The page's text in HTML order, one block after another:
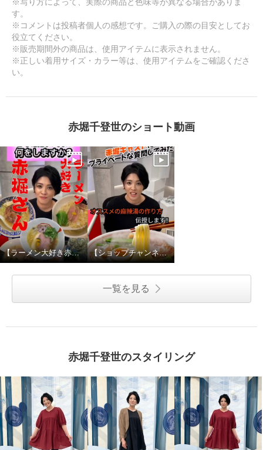
※写り方によって、実際の商品と色味等が異なる場合がありま
す。
※コメントは投稿者個人の感想です。ご購入の際の目安としてお
役立てください。
※販売期間外の商品は、使用アイテムに表示されません。
※正しい着用サイズ・カラー等は、使用アイテムをご確認くださ
い。
赤堀千登世のショート動画
【ラーメン大好き赤堀さん】赤堀キャストにプライベートな質問してみたPART2 【ショップチャンネルのNo.1ラーメン好き⁉︎】赤堀キャストにプライベートな質問してみた
一覧を見る
赤堀千登世のスタイリング